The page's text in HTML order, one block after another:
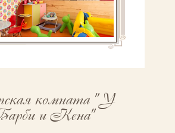
комната "У
и Кена"